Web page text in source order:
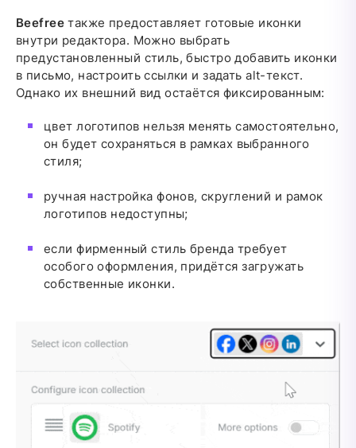
Beefreeтакже предоставляет готовые иконки
внутри редактора. Можно выбрать
предустановленный стиль, быстро добавить иконки
в письмо, настроить ссылки и задать alt-текст.
Однако их внешний вид остаётся фиксированным:
цвет логотипов нельзя менять самостоятельно,
он будет сохраняться в рамках выбранного
стиля;
ручная настройка фонов, скруглений и рамок
логотипов недоступны;
если фирменный стиль бренда требует
особого оформления, придётся загружать
собственные иконки.